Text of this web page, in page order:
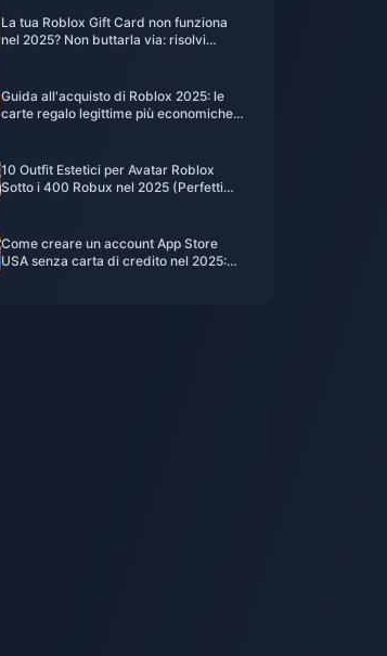
La tua Roblox Gift Card non funziona
nel 2025? Non buttarla via: risolvi
Guida all'acquisto di Roblox 2025: le
carte regalo legittime più economiche
10 Outfit Estetici per Avatar Roblox
Sotto i 400 Robux nel 2025 (Perfetti
Come creare un account App Store
USA senza carta di credito nel 2025: